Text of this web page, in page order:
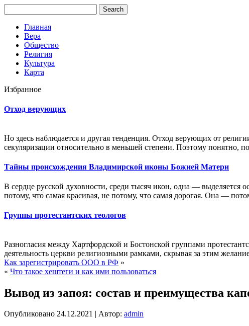
Главная
Вера
Общество
Религия
Культура
Карта
Избранное
Отход верующих
Но здесь наблюдается и другая тенденция. Отход верующих от
секуляризации относительно в меньшей степени. Поэтому понятно,
Тайны происхождения Владимирской иконы Божией Матери
В сердце русской духовности, среди тысяч икон, одна — выделяется
потому, что самая красивая, не потому, что самая дорогая. Она —
Группы протестантских теологов
Разногласия между Хартфордской и Бостонской группами
деятельность церкви религиозными рамками, скрывая за этим
Как зарегистрировать ООО в РФ »
« Что такое хештеги и как ими пользоваться
Вывод из запоя: состав и преимущества
Опубликовано 24.12.2021 | Автор: admin